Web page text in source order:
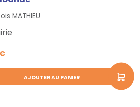
MATHIEU
AJOUTER AU PANIER